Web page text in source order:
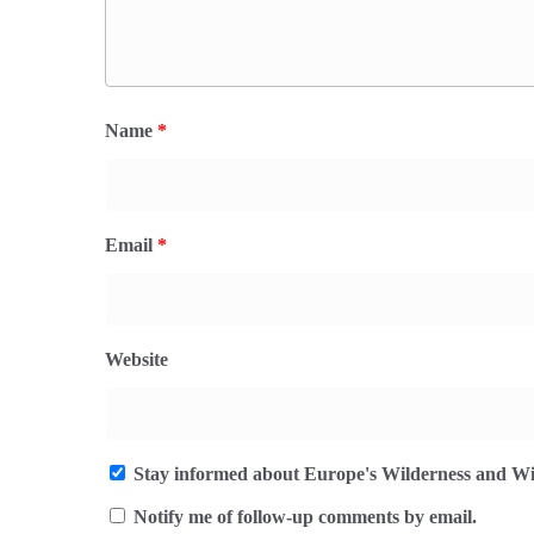
Name *
Email *
Website
Stay informed about Europe's Wilderness and
Notify me of follow-up comments by email.